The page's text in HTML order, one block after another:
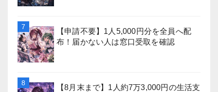
【申請不要】1人5,000円分を全員へ配
布！届かない人は窓口受取を確認
【8月末まで】1人約7万3,000円の生活支